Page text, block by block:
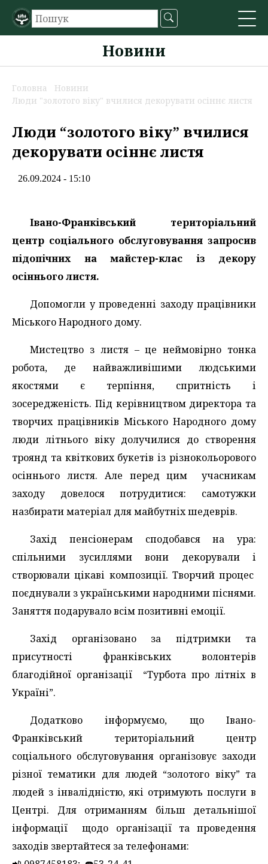
Новини
Головна
Новини
Люди "золотого віку" вчилися декорувати осіннє листя
Люди “золотого віку” вчилися
декорувати осіннє листя
26.09.2024 - 15:10
Івано-Франківський територіальний
центр соціального обслуговування запросив
підопічних на майстер-клас із декору
осіннього листя.
Допомогли у проведенні заходу працівники
Міського Народного дому.
Мистецтво з листя – це неймовірно тонка
робота, де найважливішими людськими
якостями є терпіння, спритність і
зосередженість. Під керівництвом директора та
творчих працівників Міського Народного дому
люди літнього віку долучилися до створення
троянд та квіткових букетів із різнокольорового
осіннього листя. Але перед цим учасникам
заходу довелося потрудитися: самотужки
назбирати матеріал для майбутніх шедеврів.
Захід пенсіонерам сподобався на ура:
спільними зусиллями вони декорували і
створювали цікаві композиції. Творчий процес
поєднували з українськими народними піснями.
Заняття подарувало всім позитивні емоції.
Захід організовано за підтримки та
присутності франківських волонтерів
благодійної організації “Турбота про літніх в
Україні”.
Додатково інформуємо, що Івано-
Франківський територіальний центр
соціального обслуговування організовує заходи
різної тематики для людей “золотого віку” та
людей з інвалідністю, які отримують послуги в
Центрі. Для отриманням більш детальнішої
інформації щодо організації та проведення
заходів звертайтеся за телефонами: